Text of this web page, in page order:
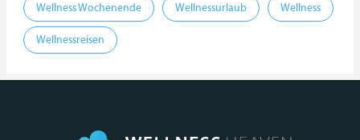
Wellness Wochenende Wellnessurlaub Wellness
Wellnessreisen